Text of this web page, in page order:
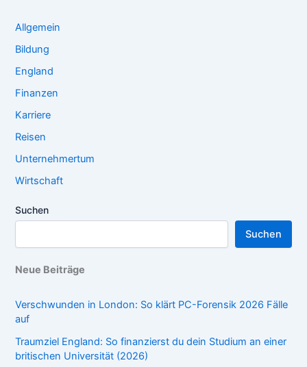
Allgemein
Bildung
England
Finanzen
Karriere
Reisen
Unternehmertum
Wirtschaft
Suchen
Suchen
Neue Beiträge
Verschwunden in London: So klärt PC-Forensik 2026 Fälle
auf
Traumziel England: So finanzierst du dein Studium an einer
britischen Universität (2026)